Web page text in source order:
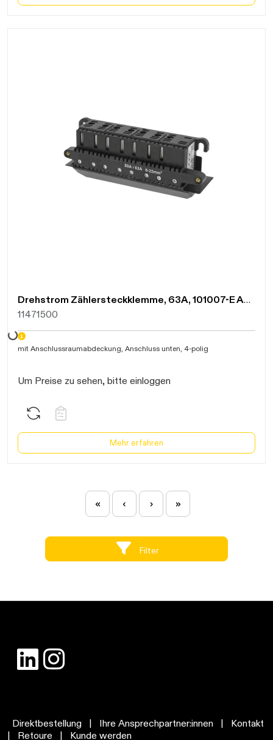
Drehstrom Zählersteckklemme, 63A, 101007-E Anschluss unten, 4pol. 3P+N
11471500
Daten werden geladen. Bitte warten...
mit Anschlussraumabdeckung, Anschluss unten, 4-polig
Um Preise zu sehen, bitte einloggen
Mehr erfahren
« ‹ › »
Filter
Direktbestellung | Ihre Ansprechpartner:innen |
Kontakt
|
Retoure | Kunde werden